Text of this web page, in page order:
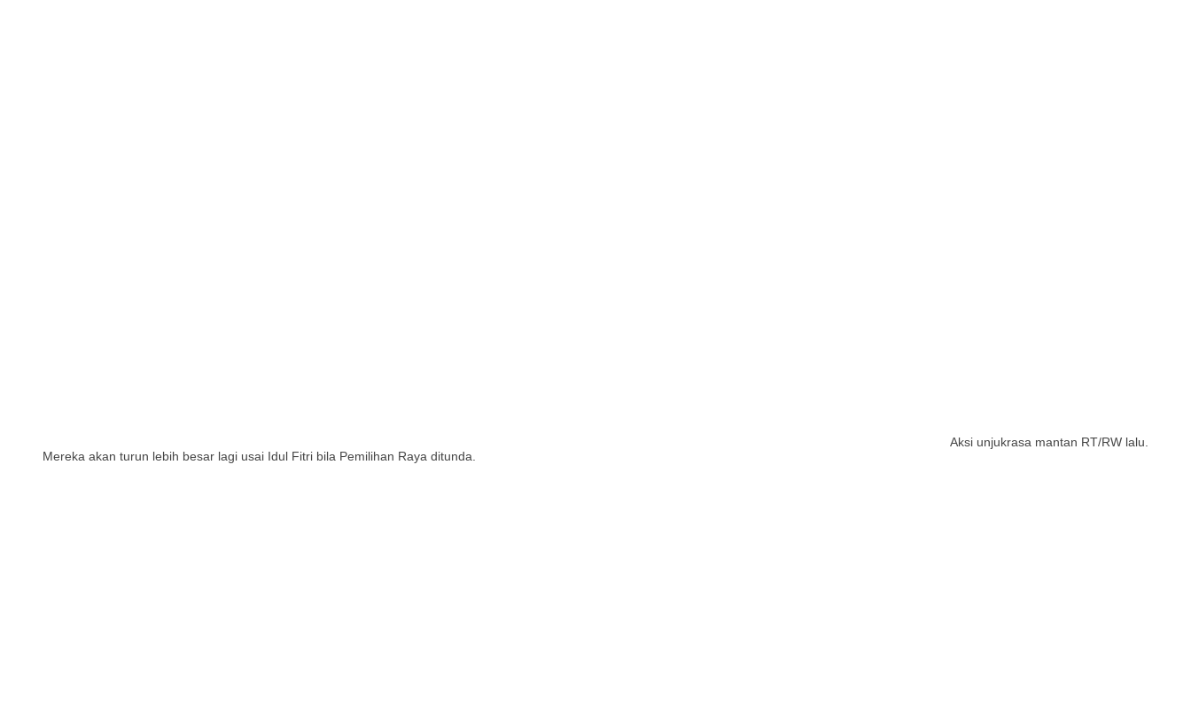
Aksi unjukrasa mantan RT/RW lalu.
Mereka akan turun lebih besar lagi usai Idul Fitri bila Pemilihan Raya ditunda.